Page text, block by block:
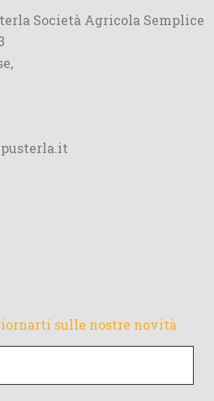
Società Agricola Semplice
sulle nostre novità